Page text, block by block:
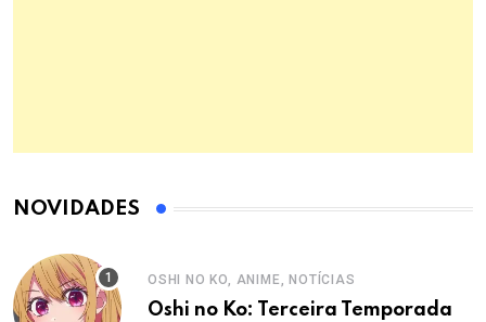
NOVIDADES
OSHI NO KO, ANIME, NOTÍCIAS
Oshi no Ko: Terceira Temporada